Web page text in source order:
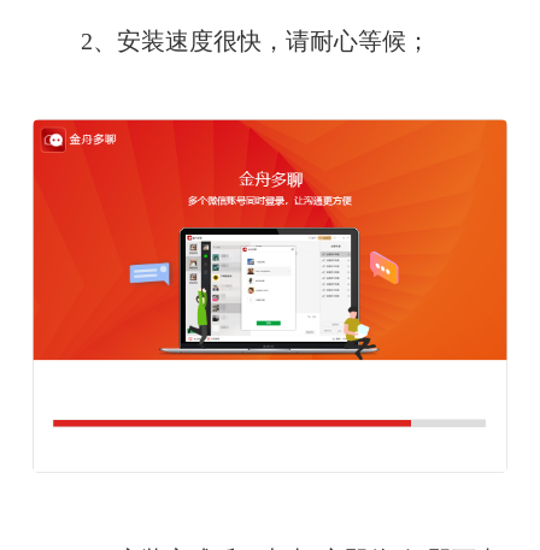
2、安装速度很快，请耐心等候；